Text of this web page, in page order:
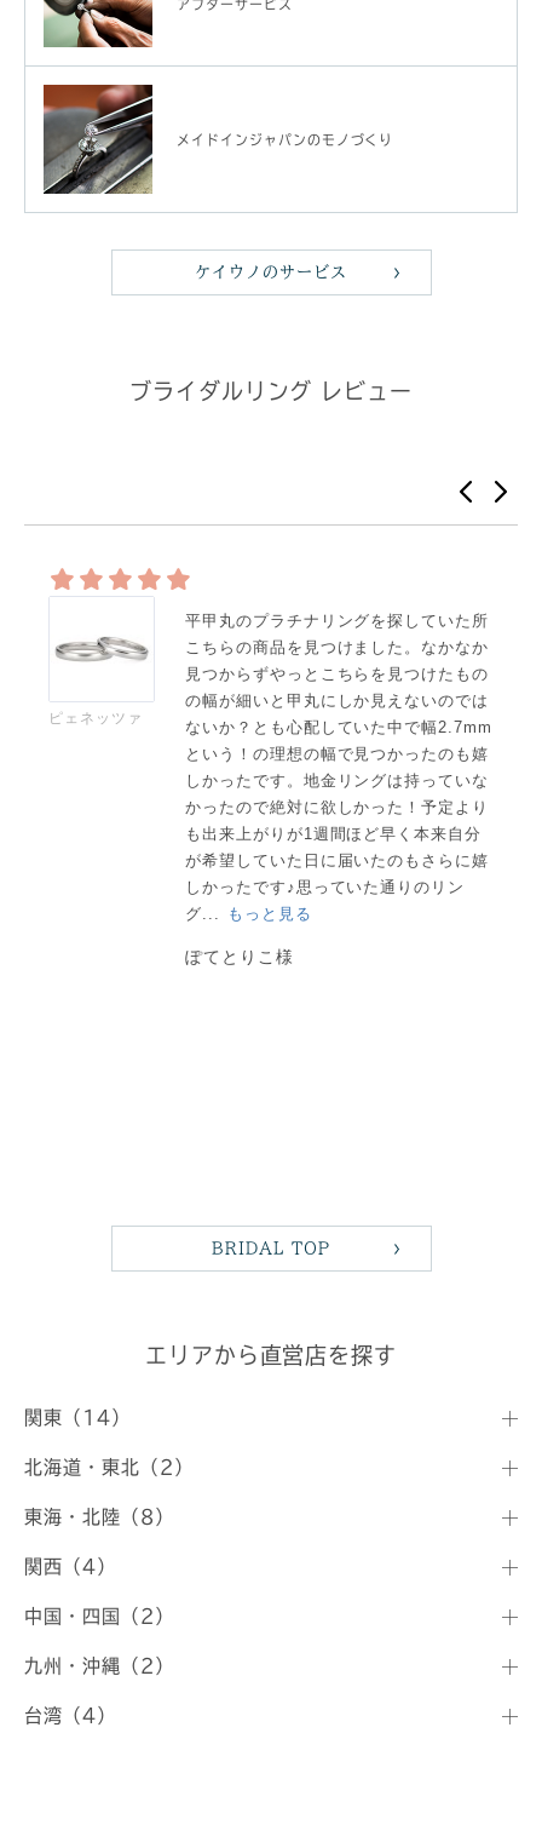
アフターサービス
メイドインジャパンのモノづくり
ケイウノのサービス
ブライダルリング レビュー
平甲丸のプラチナリングを探していた所
こちらの商品を見つけました。なかなか
見つからずやっとこちらを見つけたもの
の幅が細いと甲丸にしか見えないのでは
ないか？とも心配していた中で幅2.7mm
という！の理想の幅で見つかったのも嬉
しかったです。地金リングは持っていな
かったので絶対に欲しかった！予定より
も出来上がりが1週間ほど早く本来自分
が希望していた日に届いたのもさらに嬉
しかったです♪思っていた通りのリン
グ...
もっと見る
ぽてとりこ様
ピェネッツァ
BRIDAL TOP
エリアから直営店を探す
関東（14）
北海道・東北（2）
東海・北陸（8）
関西（4）
中国・四国（2）
九州・沖縄（2）
台湾（4）